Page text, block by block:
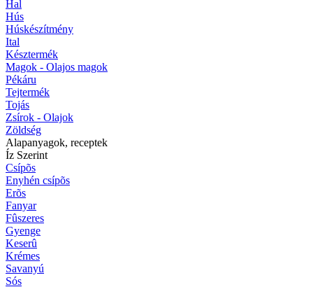
Hal
Hús
Húskészítmény
Ital
Késztermék
Magok - Olajos magok
Pékáru
Tejtermék
Tojás
Zsírok - Olajok
Zöldség
Alapanyagok, receptek
Íz Szerint
Csípõs
Enyhén csípõs
Erõs
Fanyar
Fûszeres
Gyenge
Keserû
Krémes
Savanyú
Sós